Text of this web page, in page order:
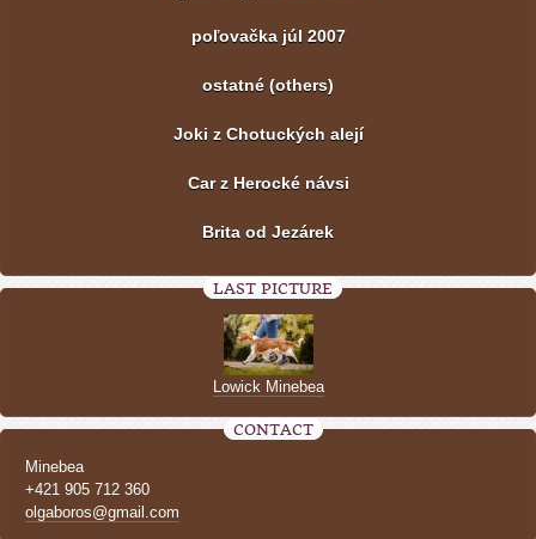
poľovačka júl 2007
ostatné (others)
Joki z Chotuckých alejí
Car z Herocké návsi
Brita od Jezárek
LAST PICTURE
Lowick Minebea
CONTACT
Minebea
+421 905 712 360
olgaboros@gmail.com